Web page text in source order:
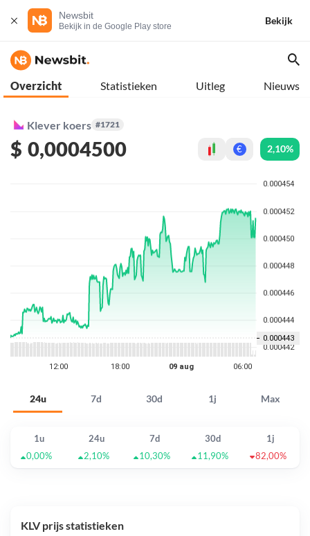
Newsbit
Bekijk in de Google Play store
Bekijk
Overzicht Statistieken Uitleg Nieuws
Klever koers #1721
$ 0,0004500 € 2,10%
24u 7d 30d 1j Max
1u 24u 7d 30d
1j
0,00%
2,10% 10,30% 11,90% 82,00%
KLV prijs statistieken